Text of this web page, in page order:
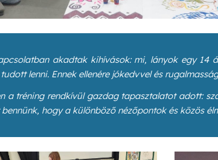
akadtak kihívások: mi, lányok egy
lenni. Ennek ellenére jókedvvel és
a tréning rendkívül gazdag tapasztalatot adott:
hogy a különböző nézőpontok és közös